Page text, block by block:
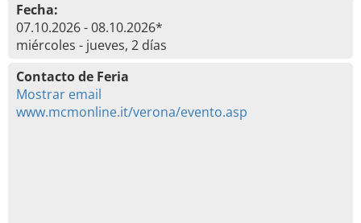
Fecha:
07.10.2026 - 08.10.2026*
miércoles - jueves, 2 días
Contacto de Feria
Mostrar email
www.mcmonline.it/verona/evento.asp